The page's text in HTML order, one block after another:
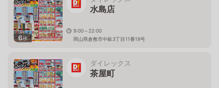
6枚
水島店
9:00～22:00
岡山県倉敷市中畝3丁目11番19号
ダイレックス
茶屋町